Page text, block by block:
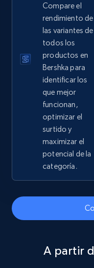
Amazon
Title, Seller name,
price, Currency,
more.
2.1K+
Amazon products
products by
Title, Seller name,
price, Currency,
Compare el
rendimiento de
las variantes de
todos los
productos en
Bershka para
identificar los
que mejor
funcionan,
optimizar el
surtido y
maximizar el
potencial de la
categoría.
A partir